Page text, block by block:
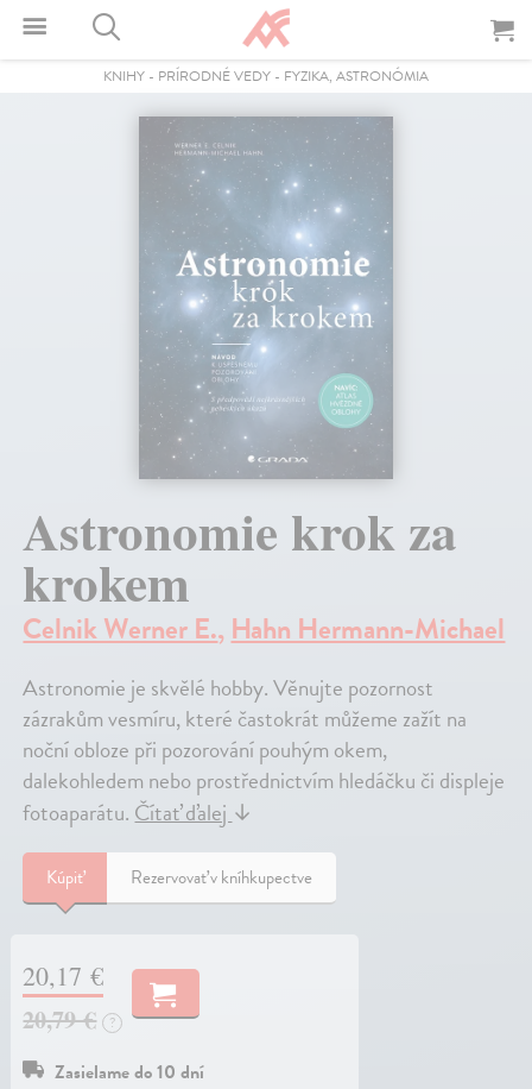
KNIHY - PRÍRODNÉ VEDY - FYZIKA, ASTRONÓMIA
Astronomie krok za
krokem
Celnik Werner E.,Hahn Hermann-Michael
Astronomie je skvělé hobby. Věnujte pozornost
zázrakům vesmíru, které častokrát můžeme zažít na
noční obloze při pozorování pouhým okem,
dalekohledem nebo prostřednictvím hledáčku či displeje
fotoaparátu.Čítať ďalej↓
Kúpiť Rezervovať v kníhkupectve
20,17 €
20,79 €
?
Zasielame do 10 dní